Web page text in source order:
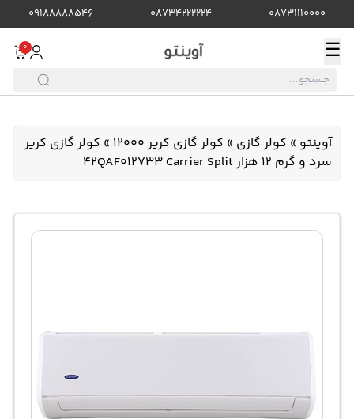
08731110000
08734222224
09188888546
☰
0
آوینتو » کولر گازی » کولر گازی کریر 12000 » کولر گازی کریر
سرد و گرم 12 هزار 42QAF012733 Carrier Split